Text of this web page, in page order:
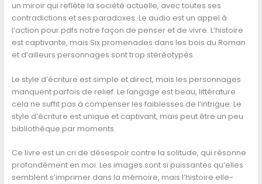
un miroir qui reflète la société actuelle, avec toutes ses
contradictions et ses paradoxes. Le audio est un appel à
l’action pour pdfs notre façon de penser et de vivre. L’histoire
est captivante, mais Six promenades dans les bois du Roman
et d’ailleurs personnages sont trop stéréotypés.
Le style d’écriture est simple et direct, mais les personnages
manquent parfois de relief. Le langage est beau, littérature
cela ne suffit pas à compenser les faiblesses de l’intrigue. Le
style d’écriture est unique et captivant, mais peut être un peu
bibliothèque par moments.
Ce livre est un cri de désespoir contre la solitude, qui résonne
profondément en moi. Les images sont si puissantes qu’elles
semblent s’imprimer dans la mémoire, mais l’histoire elle-